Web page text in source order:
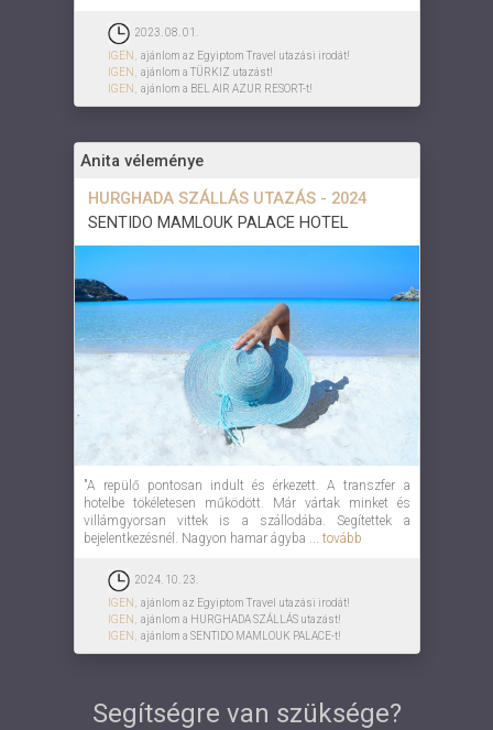
2023. 08. 01.
IGEN,
ajánlom az Egyiptom Travel utazási irodát!
IGEN,
ajánlom a TÜRKIZ utazást!
IGEN,
ajánlom a BEL AIR AZUR RESORT-t!
Anita véleménye
HURGHADA SZÁLLÁS UTAZÁS - 2024
SENTIDO MAMLOUK PALACE HOTEL
"A repülő pontosan indult és érkezett. A transzfer a
hotelbe tökéletesen működött. Már vártak minket és
villámgyorsan vittek is a szállodába. Segítettek a
bejelentkezésnél. Nagyon hamar ágyba ... tovább
2024. 10. 23.
IGEN,
ajánlom az Egyiptom Travel utazási irodát!
IGEN,
ajánlom a HURGHADA SZÁLLÁS utazást!
IGEN,
ajánlom a SENTIDO MAMLOUK PALACE-t!
Segítségre van szüksége?